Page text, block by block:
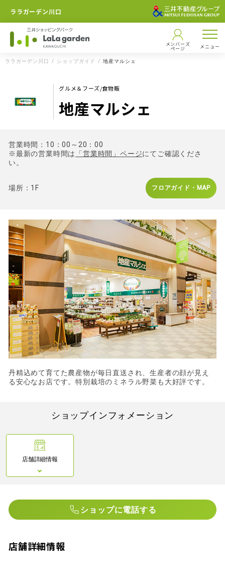
ララガーデン川口
メンバーズ
ページ メニュー
ララガーデン川口 ショップガイド 地産マルシェ
グルメ＆フーズ/食物販
地産マルシェ
営業時間：10：00～20：00
※最新の営業時間は
「営業時間」ページにてご確認くださ
い。
場所：1F フロアガイド・MAP
丹精込めて育てた農産物が毎日直送され、生産者の顔が見え
る安心なお店です。特別栽培のミネラル野菜も大好評です。
ショップインフォメーション
店舗詳細情報
ショップに電話する
店舗詳細情報